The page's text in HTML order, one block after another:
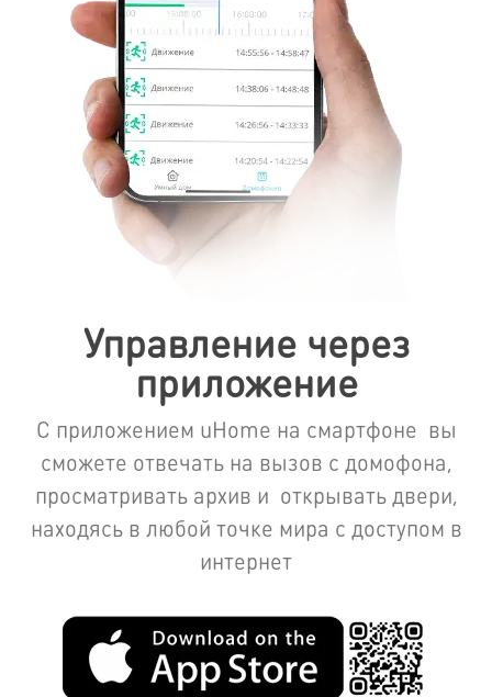
Управление через
приложение
С приложением uHome на смартфоне вы
сможете отвечать на вызов с домофона,
просматривать архив и открывать двери,
находясь в любой точке мира с доступом в
интернет